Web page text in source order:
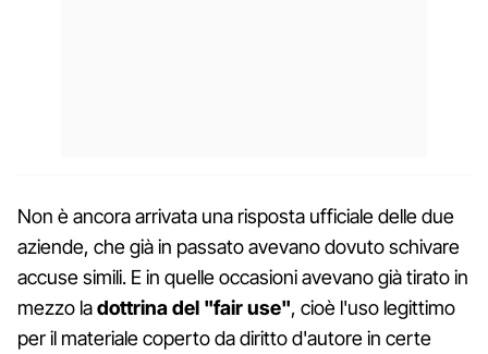
Non è ancora arrivata una risposta ufficiale delle due
aziende, che già in passato avevano dovuto schivare
accuse simili. E in quelle occasioni avevano già tirato in
mezzo ladottrina del "fair use", cioè l'uso legittimo
per il materiale coperto da diritto d'autore in certe